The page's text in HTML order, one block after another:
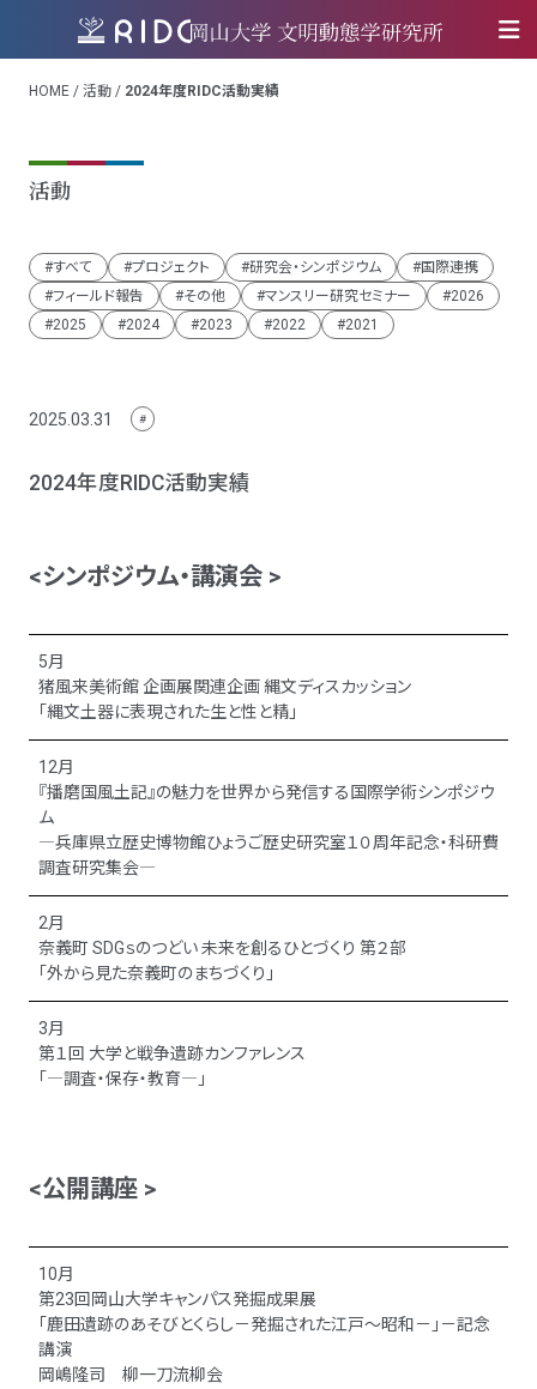
HOME / 活動 / 2024年度RIDC活動実績
活動
すべて プロジェクト 研究会・シンポジウム
国際連携
フィールド報告
その他 マンスリー研究セミナー
2026
2025
2024 2023 2022 2021
2025.03.31
2024年度RIDC活動実績
<シンポジウム・講演会 >
5月
猪風来美術館 企画展関連企画 縄文ディスカッション
「縄文土器に表現された生と性と精」
12月
『播磨国風土記』の魅力を世界から発信する国際学術シンポジウ
ム
―兵庫県立歴史博物館ひょうご歴史研究室１０周年記念・科研費
調査研究集会―
2月
奈義町 SDGｓのつどい 未来を創るひとづくり 第２部
「外から見た奈義町のまちづくり」
3月
第１回 大学と戦争遺跡カンファレンス
「―調査・保存・教育―」
<公開講座 >
10月
第23回岡山大学キャンパス発掘成果展
「鹿田遺跡のあそびとくらし－発掘された江戸～昭和－」－記念
講演
岡嶋隆司 柳一刀流柳会